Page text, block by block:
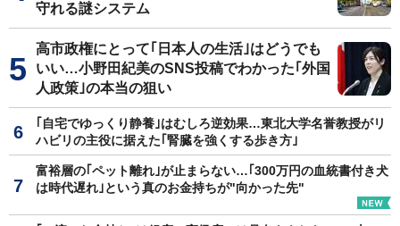
守れる謎システム
高市政権にとって｢日本人の生活｣はどうでも
いい…小野田紀美のSNS投稿でわかった｢外国
人政策｣の本当の狙い
｢自宅でゆっくり静養｣はむしろ逆効果…東北大学名誉教授がリ
ハビリの主役に据えた｢腎臓を強くする歩き方｣
富裕層の｢ペット離れ｣が止まらない…｢300万円の血統書付き犬
は時代遅れ｣という真のお金持ちが"向かった先"